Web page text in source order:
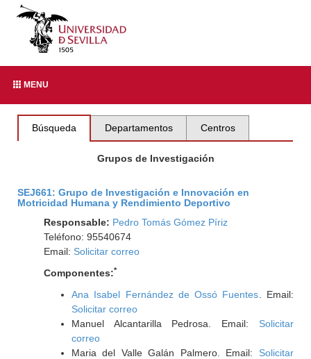
MENU
Búsqueda Departamentos Centros
Grupos de Investigación
SEJ661: Grupo de Investigación e Innovación en
Motricidad Humana y Rendimiento Deportivo
Responsable: Pedro Tomás Gómez Píriz
Teléfono: 95540674
Email: Solicitar correo
Componentes:*
Ana Isabel Fernández de Ossó Fuentes . Email:
Solicitar correo
Manuel Alcantarilla Pedrosa. Email: Solicitar
correo
Maria del Valle Galán Palmero. Email: Solicitar